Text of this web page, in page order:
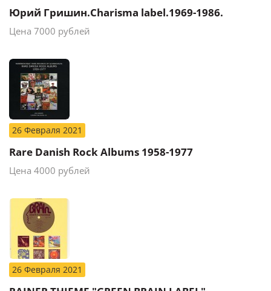
Юрий Гришин.Charisma label.1969-1986.
Цена 7000 рублей
26 Февраля 2021
Rare Danish Rock Albums 1958-1977
Цена 4000 рублей
26 Февраля 2021